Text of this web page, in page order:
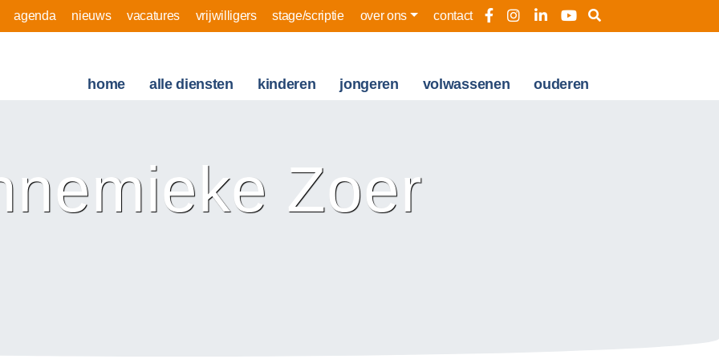
agenda nieuws vacatures vrijwilligers stage/scriptie over ons contact
home alle diensten kinderen jongeren volwassenen ouderen
Zoer